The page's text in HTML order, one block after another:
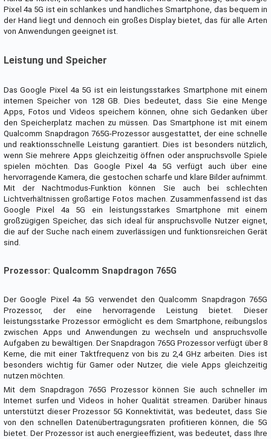
Pixel 4a 5G ist ein schlankes und handliches Smartphone, das bequem in
der Hand liegt und dennoch ein großes Display bietet, das für alle Arten
von Anwendungen geeignet ist.
Leistung und Speicher
Das Google Pixel 4a 5G ist ein leistungsstarkes Smartphone mit einem
internen Speicher von 128 GB. Dies bedeutet, dass Sie eine Menge
Apps, Fotos und Videos speichern können, ohne sich Gedanken über
den Speicherplatz machen zu müssen. Das Smartphone ist mit einem
Qualcomm Snapdragon 765G-Prozessor ausgestattet, der eine schnelle
und reaktionsschnelle Leistung garantiert. Dies ist besonders nützlich,
wenn Sie mehrere Apps gleichzeitig öffnen oder anspruchsvolle Spiele
spielen möchten. Das Google Pixel 4a 5G verfügt auch über eine
hervorragende Kamera, die gestochen scharfe und klare Bilder aufnimmt.
Mit der Nachtmodus-Funktion können Sie auch bei schlechten
Lichtverhältnissen großartige Fotos machen. Zusammenfassend ist das
Google Pixel 4a 5G ein leistungsstarkes Smartphone mit einem
großzügigen Speicher, das sich ideal für anspruchsvolle Nutzer eignet,
die auf der Suche nach einem zuverlässigen und funktionsreichen Gerät
sind.
Prozessor: Qualcomm Snapdragon 765G
Der Google Pixel 4a 5G verwendet den Qualcomm Snapdragon 765G
Prozessor, der eine hervorragende Leistung bietet. Dieser
leistungsstarke Prozessor ermöglicht es dem Smartphone, reibungslos
zwischen Apps und Anwendungen zu wechseln und anspruchsvolle
Aufgaben zu bewältigen. Der Snapdragon 765G Prozessor verfügt über 8
Kerne, die mit einer Taktfrequenz von bis zu 2,4 GHz arbeiten. Dies ist
besonders wichtig für Gamer oder Nutzer, die viele Apps gleichzeitig
nutzen möchten.
Mit dem Snapdragon 765G Prozessor können Sie auch schneller im
Internet surfen und Videos in hoher Qualität streamen. Darüber hinaus
unterstützt dieser Prozessor 5G Konnektivität, was bedeutet, dass Sie
von den schnellen Datenübertragungsraten profitieren können, die 5G
bietet. Der Prozessor ist auch energieeffizient, was bedeutet, dass Ihre